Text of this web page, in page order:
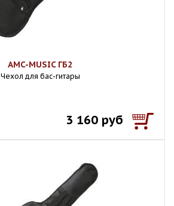
AMC-MUSIC ГБ2
Чехол для бас-гитары
3 160 руб